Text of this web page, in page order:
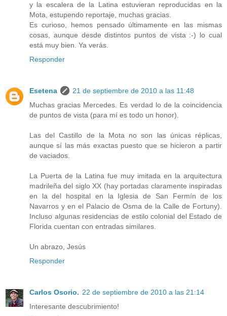
y la escalera de la Latina estuvieran reproducidas en la
Mota, estupendo reportaje, muchas gracias.
Es curioso, hemos pensado últimamente en las mismas
cosas, aunque desde distintos puntos de vista :-) lo cual
está muy bien. Ya verás.
Responder
Esetena
21 de septiembre de 2010 a las 11:48
Muchas gracias Mercedes. Es verdad lo de la coincidencia
de puntos de vista (para mí es todo un honor).
Las del Castillo de la Mota no son las únicas réplicas,
aunque sí las más exactas puesto que se hicieron a partir
de vaciados.
La Puerta de la Latina fue muy imitada en la arquitectura
madrileña del siglo XX (hay portadas claramente inspiradas
en la del hospital en la Iglesia de San Fermín de los
Navarros y en el Palacio de Osma de la Calle de Fortuny).
Incluso algunas residencias de estilo colonial del Estado de
Florida cuentan con entradas similares.
Un abrazo, Jesús
Responder
Carlos Osorio. 22 de septiembre de 2010 a las 21:14
Interesante descubrimiento!